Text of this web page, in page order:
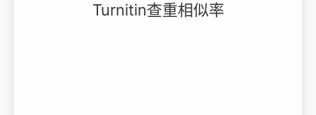
Turnitin查重相似率